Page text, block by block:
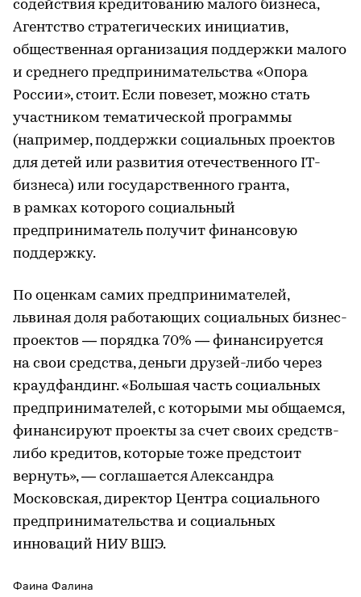
содействия кредитованию малого бизнеса,
Агентство стратегических инициатив,
общественная организация поддержки малого
и среднего предпринимательства «Опора
России», стоит. Если повезет, можно стать
участником тематической программы
(например, поддержки социальных проектов
для детей или развития отечественного IT-
бизнеса) или государственного гранта,
в рамках которого социальный
предприниматель получит финансовую
поддержку.
По оценкам самих предпринимателей,
львиная доля работающих социальных бизнес-
проектов — порядка 70% — финансируется
на свои средства, деньги друзей-либо через
краудфандинг. «Большая часть социальных
предпринимателей, с которыми мы общаемся,
финансируют проекты за счет своих средств-
либо кредитов, которые тоже предстоит
вернуть», — соглашается Александра
Московская, директор Центра социального
предпринимательства и социальных
инноваций НИУ ВШЭ.
Фаина Фалина